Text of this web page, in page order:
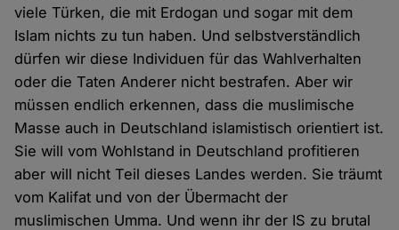
viele Türken, die mit Erdogan und sogar mit dem
Islam nichts zu tun haben. Und selbstverständlich
dürfen wir diese Individuen für das Wahlverhalten
oder die Taten Anderer nicht bestrafen. Aber wir
müssen endlich erkennen, dass die muslimische
Masse auch in Deutschland islamistisch orientiert ist.
Sie will vom Wohlstand in Deutschland profitieren
aber will nicht Teil dieses Landes werden. Sie träumt
vom Kalifat und von der Übermacht der
muslimischen Umma. Und wenn ihr der IS zu brutal